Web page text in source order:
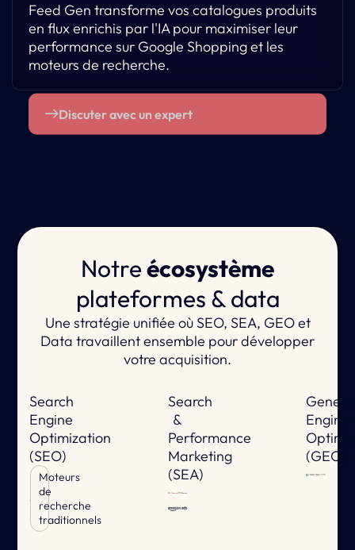
Feed Gen transforme vos catalogues produits
en flux enrichis par l'IA pour maximiser leur
performance sur Google Shopping et les
moteurs de recherche.
Discuter avec un expert
Notreécosystème
plateformes & data
Une stratégie unifiée où SEO, SEA, GEO et
Data travaillent ensemble pour développer
votre acquisition.
Search
Engine
Optimization
(SEO)
Moteurs
de
recherche
traditionnels
Search
&
Performance
Marketing
(SEA)
Engine
(GEO)